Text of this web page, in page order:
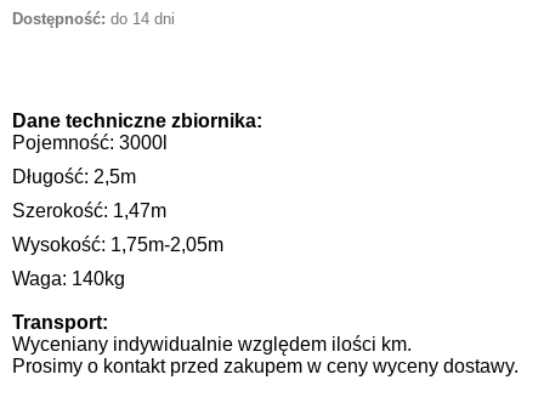
Dostępność: do 14 dni
Dane techniczne zbiornika:
Pojemność: 3000l
Długość: 2,5m
Szerokość: 1,47m
Wysokość: 1,75m-2,05m
Waga: 140kg
Transport:
Wyceniany indywidualnie względem ilości km.
Prosimy o kontakt przed zakupem w ceny wyceny dostawy.